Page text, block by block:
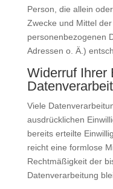
Person, die allein
Zwecke und Mittel
personenbezogenen
Adressen o. Ä.)
Widerruf Ihrer
Viele
ausdrücklichen
bereits erteilte
reicht eine formlose
Rechtmäßigkeit der
Datenverarbeitung